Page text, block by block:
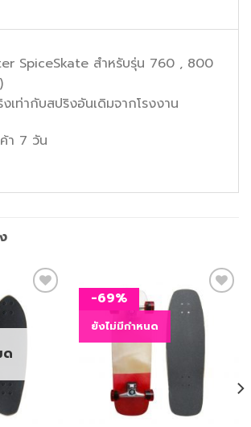
SpiceSkate สำหรับรุ่น 760 , 800
เท่ากับสปริงอันเดิมจากโรงงาน
า 7 วัน
ด
-69%
ยังไม่มีกำหนด